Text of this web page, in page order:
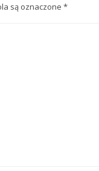
są oznaczone *